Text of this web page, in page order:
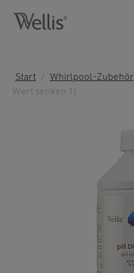
Start / Whirlpool-Zubehör
Wert senken 1l